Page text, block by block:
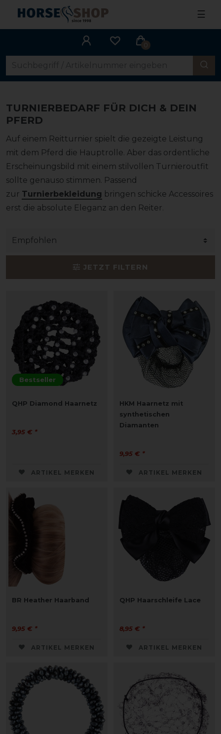
☰
0
TURNIERBEDARF FÜR DICH & DEIN
PFERD
Auf einem Reitturnier spielt die gezeigte Leistung
mit dem Pferd die Hauptrolle. Aber das ordentliche
Erscheinungsbild mit einem stilvollen Turnieroutfit
sollte genauso stimmen. Passend
zur Turnierbekleidung bringen schicke Accessoires
erst die absolute Eleganz an den Reiter.
JETZT FILTERN
Bestseller
QHP Diamond Haarnetz
3,95 € *
ARTIKEL MERKEN
HKM Haarnetz mit
synthetischen
Diamanten
9,95 € *
ARTIKEL MERKEN
BR Heather Haarband
9,95 € *
ARTIKEL MERKEN
QHP Haarschleife Lace
8,95 € *
ARTIKEL MERKEN